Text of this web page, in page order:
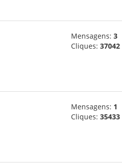
Mensagens: 3
Cliques: 37042
Mensagens: 1
Cliques: 35433